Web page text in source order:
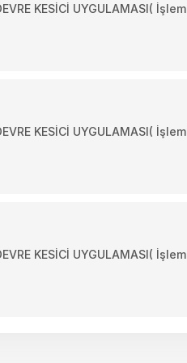
KESİCİ UYGULAMASI( İşlem
KESİCİ UYGULAMASI( İşlem
KESİCİ UYGULAMASI( İşlem